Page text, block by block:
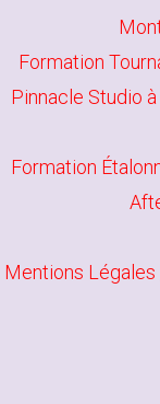
Formation
Pinnacle Studio à
Formation
Mentions Légales